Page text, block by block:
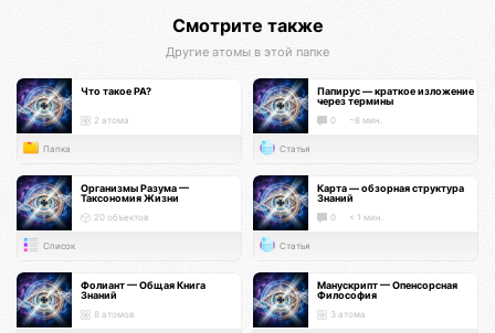
Смотрите также
Другие атомы в этой папке
Что такое РА?
2 атома
Папка
Папирус — краткое изложение
через термины
0 ~8 мин.
Статья
Организмы Разума —
Таксономия Жизни
20 объектов
Список
Карта — обзорная структура
Знаний
0 < 1 мин.
Статья
Фолиант — Общая Книга
Знаний
8 атомов
Манускрипт — Опенсорсная
Философия
3 атома